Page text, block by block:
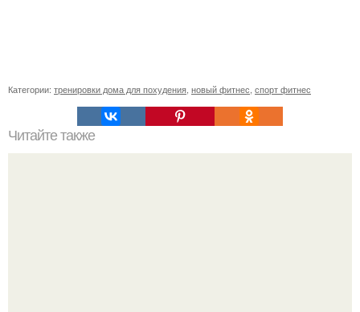
Категории: тренировки дома для похудения новый фитнес спорт фитнес
Читайте также